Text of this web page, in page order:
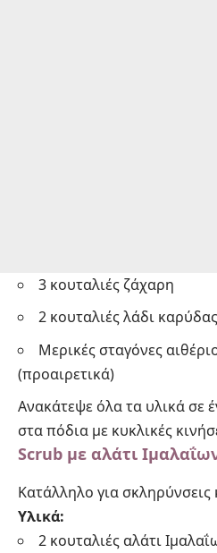
3 κουταλιές ζάχαρη
2 κουταλιές λάδι καρύδας
Μερικές σταγόνες
(προαιρετικά)
Ανακάτεψε όλα τα υλικά σε
στα πόδια με κυκλικές
Scrub με αλάτι
Κατάλληλο για
Υλικά:
2 κουταλιές αλάτι